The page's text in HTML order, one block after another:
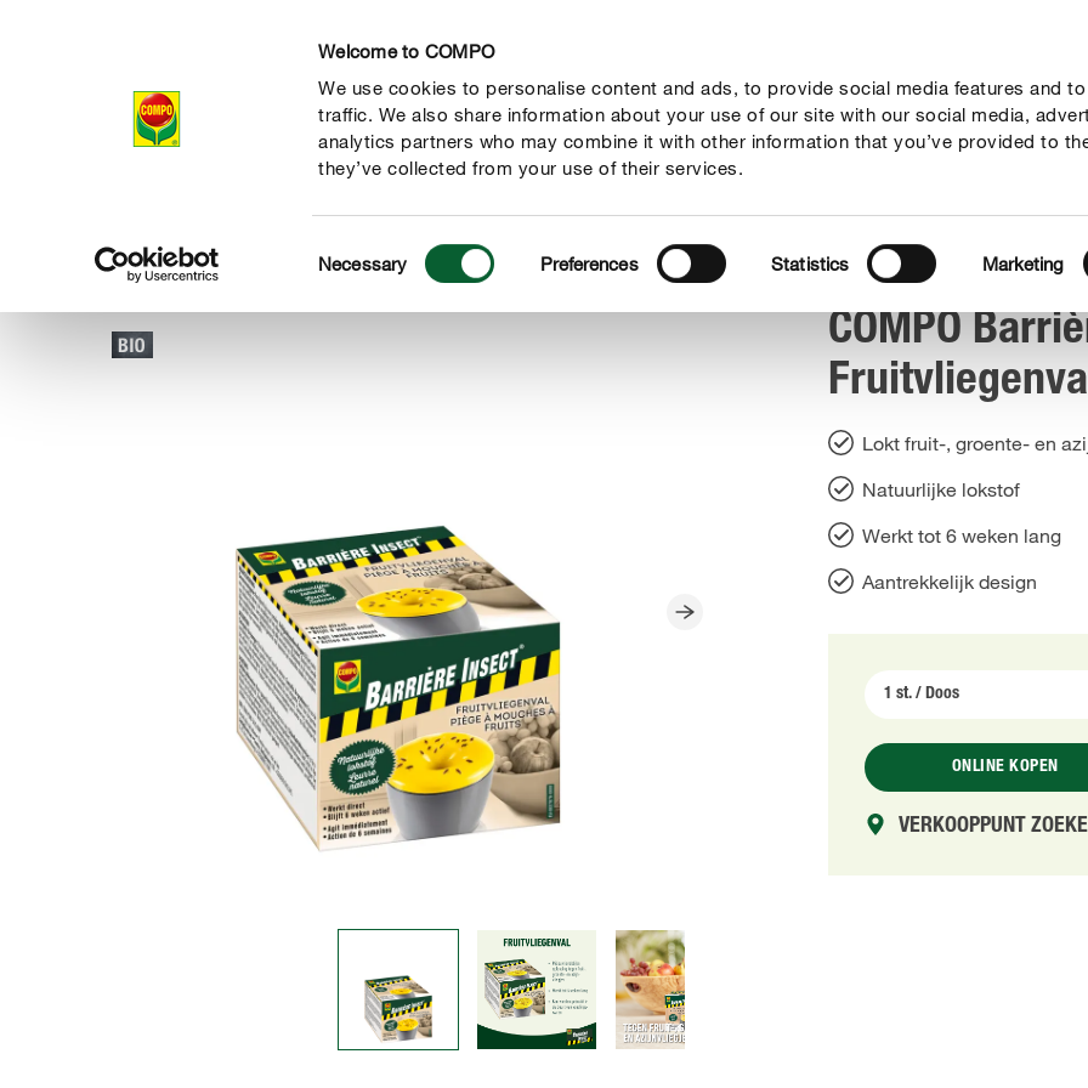
Welcome to COMPO
We use cookies to personalise content and ads, to provide social media features and
traffic. We also share information about your use of our site with our social media,
analytics partners who may combine it with other information that you’ve provided to
they’ve collected from your use of their services.
Selection
Necessary Preferences Statistics Marketing
Producten Advies Thema's Tot je dienst Onderneming
COMPOProducten Ongewenste gasten Ongedierte COMPO Barrière Insect Fruitvliegenval
COMPO
Lokt fruit-, groente- en
Natuurlijke lokstof
Werkt tot 6 weken lang
Aantrekkelijk design
ONLINE KOPEN
VERKOOPPUNT